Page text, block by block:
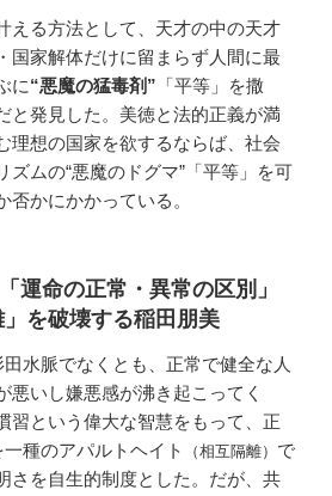
える方法として、天才の中の天才
国家解体だけに留まらず人間に最
に“悪魔の猛毒剤” 「平等」を撒
と発見した。美徳と法的正義が満
理想の国家を欲するならば、社会
ズムの“悪魔のドグマ”「平等」を可
かにかかっている。
運命の正常・異常の区別」
」を破壊する稲田朋美
水脈でなくとも、正常で健全な人
悪いし嫌悪感が沸き起こってく
習という偉大な智慧をもって、正
種のアパルトヘイト
（相互隔離） で
さを自生的制度とした。だが、共